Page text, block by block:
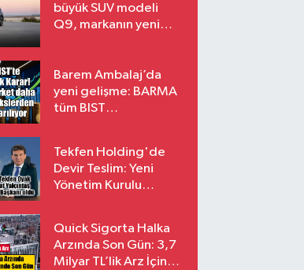
büyük SUV modeli
Q9, markanın yeni
Barem Ambalaj’da
yeni gelişme: BARMA
tüm BIST
Tekfen Holding'de
Devir Teslim: Yeni
Yönetim Kurulu
Quick Sigorta Halka
Arzında Son Gün: 3,7
Milyar TL’lik Arz İçin